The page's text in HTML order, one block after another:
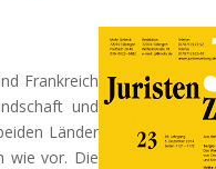
Frankreich
und
Länder
wie vor. Die